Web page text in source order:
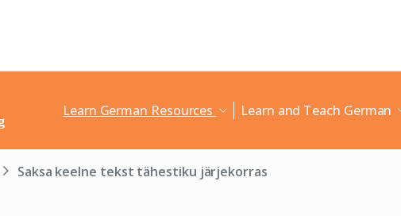
Learn German Resources Learn and Teach German
Saksa keelne tekst tähestiku järjekorras